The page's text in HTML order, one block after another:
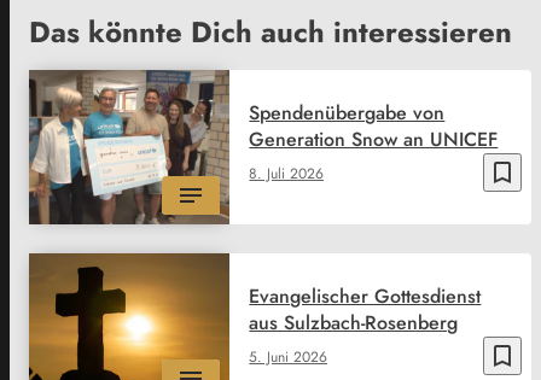
Das könnte Dich auch interessieren
bookmark_border
8. Juli 2026
Spendenübergabe von
Generation Snow an UNICEF
bookmark_border
5. Juni 2026
Evangelischer Gottesdienst
aus Sulzbach-Rosenberg